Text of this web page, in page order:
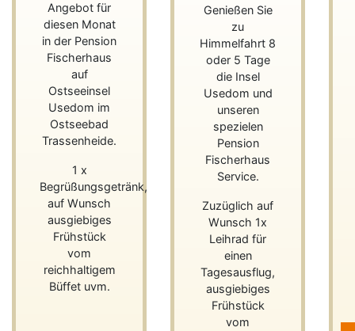
Angebot für
diesen Monat
in der Pension
Fischerhaus
auf
Ostseeinsel
Usedom im
Ostseebad
Trassenheide.
1 x
Begrüßungsgetränk,
auf Wunsch
ausgiebiges
Frühstück
vom
reichhaltigem
Büffet uvm.
Genießen Sie
zu
Himmelfahrt 8
oder 5 Tage
die Insel
Usedom und
unseren
spezielen
Pension
Fischerhaus
Service.
Zuzüglich auf
Wunsch 1x
Leihrad für
einen
Tagesausflug,
ausgiebiges
Frühstück
vom